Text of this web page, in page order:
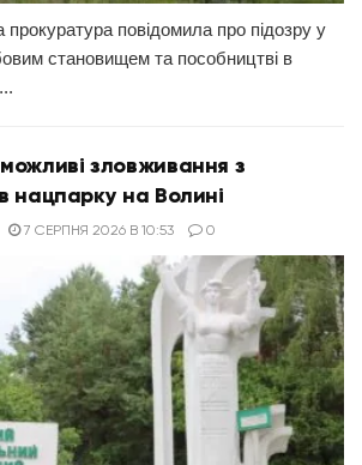
повідомила про підозру у
становищем та пособництві в
зловживання з
нацпарку на Волині
7 СЕРПНЯ 2026 В 10:53 0